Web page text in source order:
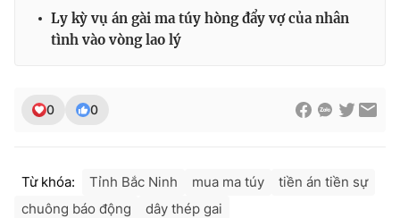
Nguyễn Trọng Ninh
Tổng đài VTV:
024.38 355 931 - 024.38 355 932
Liên hệ quảng cáo:
Ly kỳ vụ án gài ma túy hòng đẩy vợ của nhân
tình vào vòng lao lý
0 0
Từ khóa: Tỉnh Bắc Ninh mua ma túy
tiền án tiền sự
chuông báo động
dây thép gai